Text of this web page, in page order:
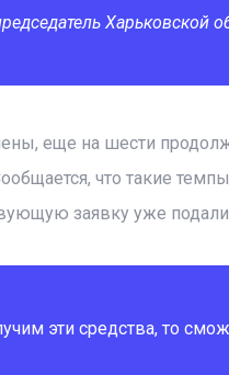
Харьковской
еще на шести
что такие
заявку уже
эти средства, то